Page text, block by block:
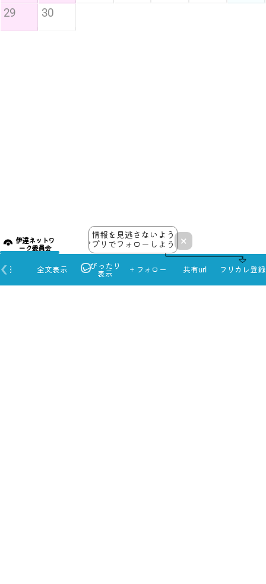
×
情報を見逃さないよう
アプリでフォローしよう！
伊達ネットワ
ーク委員会
フリカレ登録
共有url
＋フォロー
ぴったり
表示
全文表示
日
29 30